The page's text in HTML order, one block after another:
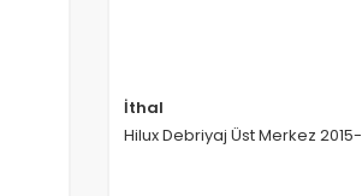
İthal
Hilux Debriyaj Üst Merkez 2015-